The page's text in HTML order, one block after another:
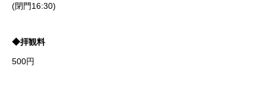
(閉門16:30)
◆拝観料
500円